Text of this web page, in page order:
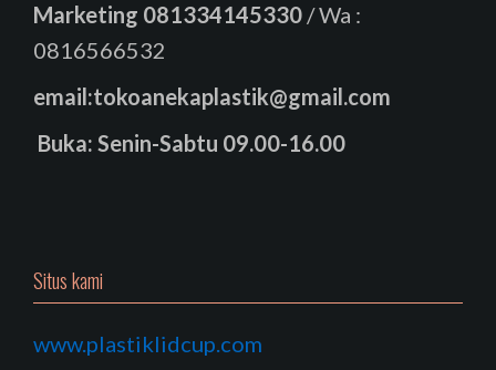
Marketing 081334145330 / Wa :
0816566532
email:tokoanekaplastik@gmail.com
Buka: Senin-Sabtu 09.00-16.00
Situs kami
www.plastiklidcup.com